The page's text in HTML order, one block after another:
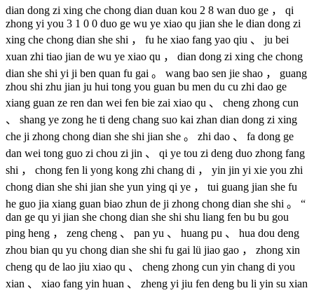
dian dong zi xing che chong dian duan kou 2 8 wan duo ge ， qi
zhong yi you 3 1 0 0 duo ge wu ye xiao qu jian she le dian dong zi
xing che chong dian she shi ， fu he xiao fang yao qiu 、 ju bei
xuan zhi tiao jian de wu ye xiao qu ， dian dong zi xing che chong
dian she shi yi ji ben quan fu gai 。 wang bao sen jie shao ， guang
zhou shi zhu jian ju hui tong you guan bu men du cu zhi dao ge
xiang guan ze ren dan wei fen bie zai xiao qu 、 cheng zhong cun
、 shang ye zong he ti deng chang suo kai zhan dian dong zi xing
che ji zhong chong dian she shi jian she 。 zhi dao 、 fa dong ge
dan wei tong guo zi chou zi jin 、 qi ye tou zi deng duo zhong fang
shi ， chong fen li yong kong zhi chang di ， yin jin yi xie you zhi
chong dian she shi jian she yun ying qi ye ， tui guang jian she fu
he guo jia xiang guan biao zhun de ji zhong chong dian she shi 。 “
dan ge qu yi jian she chong dian she shi shu liang fen bu bu gou
ping heng ， zeng cheng 、 pan yu 、 huang pu 、 hua dou deng
zhou bian qu yu chong dian she shi fu gai lü jiao gao ， zhong xin
cheng qu de lao jiu xiao qu 、 cheng zhong cun yin chang di you
xian 、 xiao fang yin huan 、 zheng yi jiu fen deng bu li yin su xian